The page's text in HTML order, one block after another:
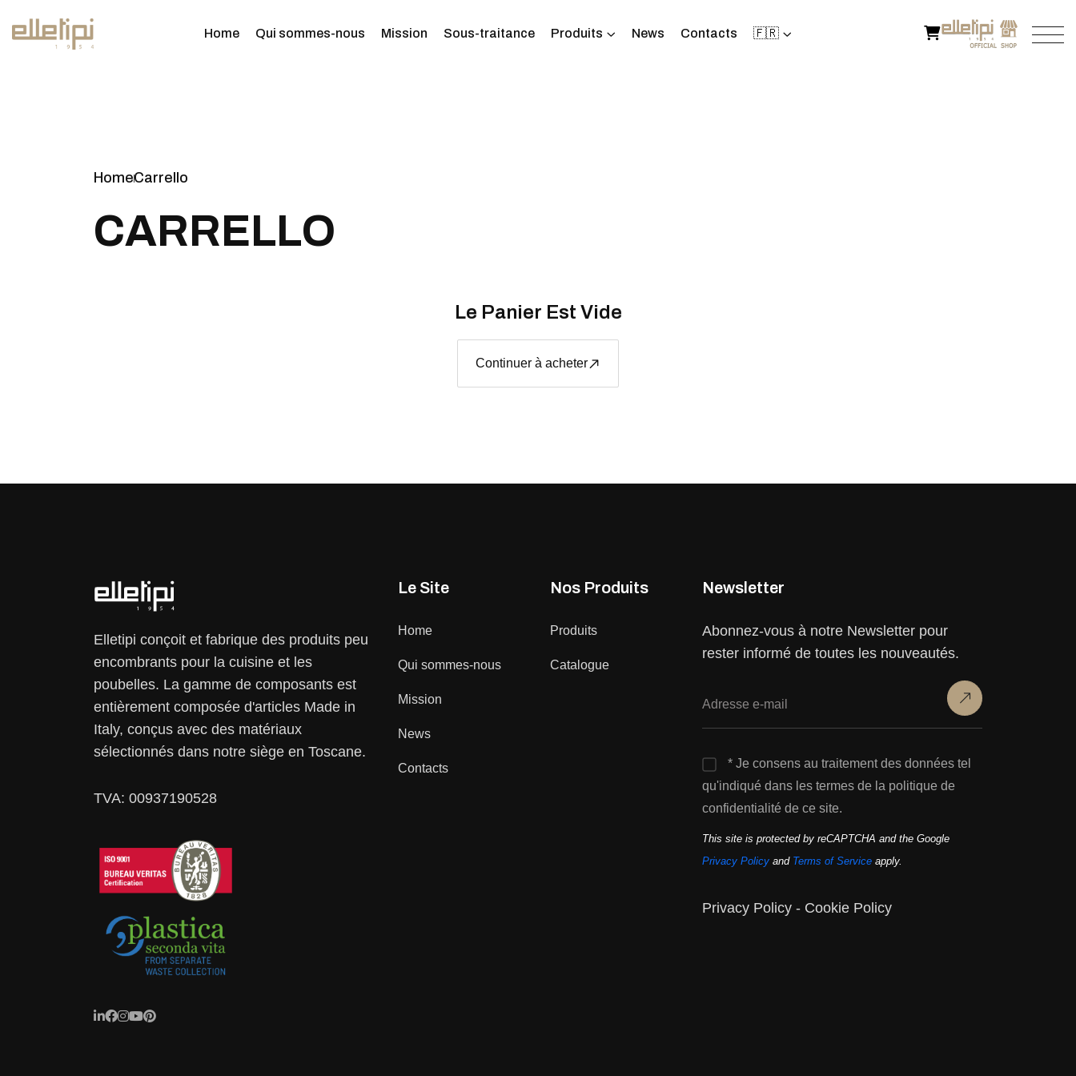
Home Qui sommes-nous Mission Sous-traitance Produits News Contacts 🇫🇷
HomeCarrello
CARRELLO
Le Panier Est Vide
Continuer à acheter
Elletipi conçoit et fabrique des produits peu
encombrants pour la cuisine et les
poubelles. La gamme de composants est
entièrement composée d'articles Made in
Italy, conçus avec des matériaux
sélectionnés dans notre siège en Toscane.
TVA: 00937190528
Le Site
Home
Qui sommes-nous
Mission
News
Contacts
Nos Produits
Produits
Catalogue
Newsletter
Abonnez-vous à notre Newsletter pour
rester informé de toutes les nouveautés.
* Je consens au traitement des données tel
qu'indiqué dans les termes de la politique de
confidentialité de ce site.
This site is protected by reCAPTCHA and the Google
Privacy Policy and Terms of Service apply.
Privacy Policy - Cookie Policy